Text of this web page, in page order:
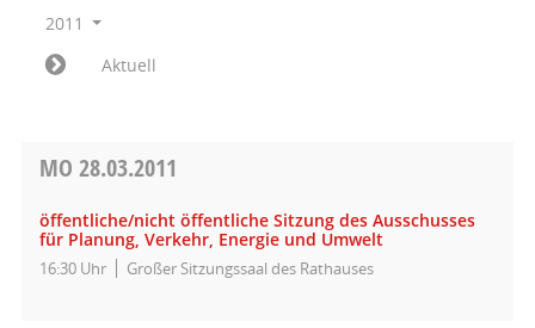
2011
Aktuell
MO 28.03.2011
öffentliche/nicht öffentliche Sitzung des Ausschusses
für Planung, Verkehr, Energie und Umwelt
16:30 Uhr Großer Sitzungssaal des Rathauses